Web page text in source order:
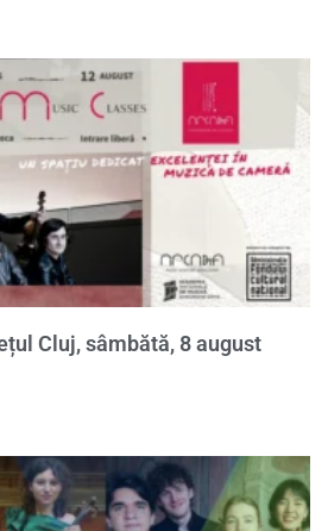
Cluj, sâmbătă, 8 august